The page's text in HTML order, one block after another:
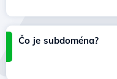
Čo je subdoména?